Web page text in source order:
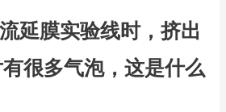
延膜实验线时，挤出
很多气泡，这是什么